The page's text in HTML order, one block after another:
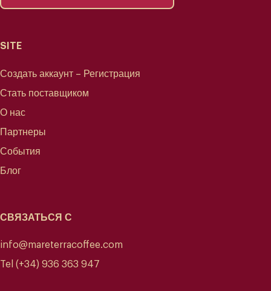
SITE
Создать аккаунт – Регистрация
Стать поставщиком
О нас
Партнеры
События
Блог
СВЯЗАТЬСЯ С
info@mareterracoffee.com
Tel (+34) 936 363 947